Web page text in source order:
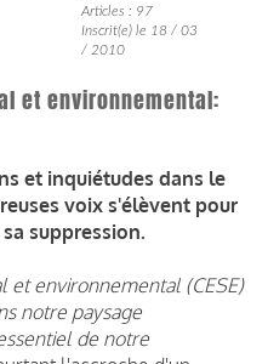
Articles : 97
Inscrit(e) le 18 / 03
/ 2010
et environnemental:
et inquiétudes dans le
voix s'élèvent pour
suppression.
et environnemental (CESE)
notre paysage
de notre